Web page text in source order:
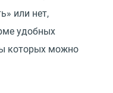
или нет,
удобных
которых можно